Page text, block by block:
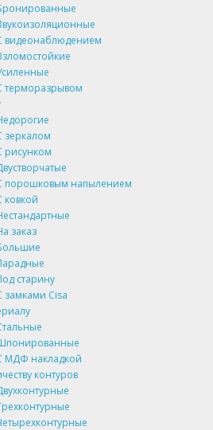
видеонаблюдением
терморазрывом
зеркалом
рисунком
порошковым напылением
ковкой
заказ
старину
замками Cisa
МДФ накладкой
контуров